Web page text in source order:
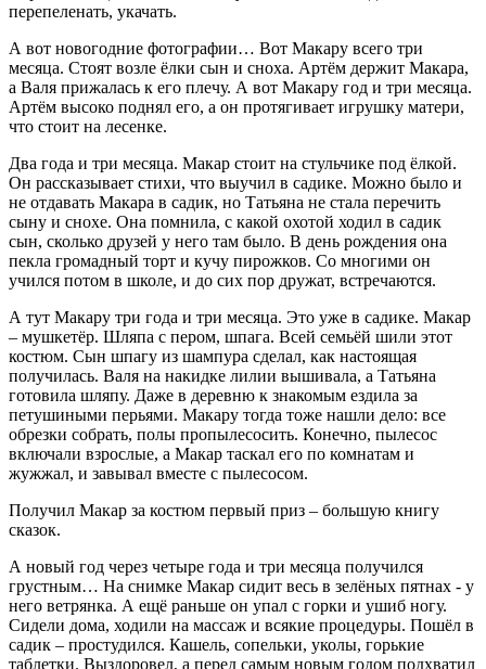
перепеленать, укачать.
А вот новогодние фотографии… Вот Макару всего три
месяца. Стоят возле ёлки сын и сноха. Артём держит Макара,
а Валя прижалась к его плечу. А вот Макару год и три месяца.
Артём высоко поднял его, а он протягивает игрушку матери,
что стоит на лесенке.
Два года и три месяца. Макар стоит на стульчике под ёлкой.
Он рассказывает стихи, что выучил в садике. Можно было и
не отдавать Макара в садик, но Татьяна не стала перечить
сыну и снохе. Она помнила, с какой охотой ходил в садик
сын, сколько друзей у него там было. В день рождения она
пекла громадный торт и кучу пирожков. Со многими он
учился потом в школе, и до сих пор дружат, встречаются.
А тут Макару три года и три месяца. Это уже в садике. Макар
– мушкетёр. Шляпа с пером, шпага. Всей семьёй шили этот
костюм. Сын шпагу из шампура сделал, как настоящая
получилась. Валя на накидке лилии вышивала, а Татьяна
готовила шляпу. Даже в деревню к знакомым ездила за
петушиными перьями. Макару тогда тоже нашли дело: все
обрезки собрать, полы пропылесосить. Конечно, пылесос
включали взрослые, а Макар таскал его по комнатам и
жужжал, и завывал вместе с пылесосом.
Получил Макар за костюм первый приз – большую книгу
сказок.
А новый год через четыре года и три месяца получился
грустным… На снимке Макар сидит весь в зелёных пятнах - у
него ветрянка. А ещё раньше он упал с горки и ушиб ногу.
Сидели дома, ходили на массаж и всякие процедуры. Пошёл в
садик – простудился. Кашель, сопельки, уколы, горькие
таблетки. Выздоровел, а перед самым новым годом подхватил